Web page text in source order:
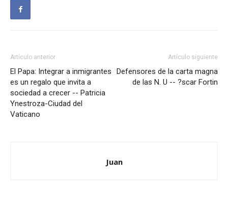
Artículo anterior
El Papa: Integrar a inmigrantes
es un regalo que invita a
sociedad a crecer -- Patricia
Ynestroza-Ciudad del
Vaticano
Artículo siguiente
Defensores de la carta magna
de las N. U -- ?scar Fortin
Juan